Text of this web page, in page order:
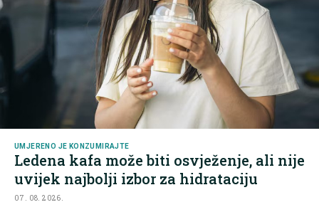
UMJERENO JE KONZUMIRAJTE
Ledena kafa može biti osvježenje, ali nije
uvijek najbolji izbor za hidrataciju
07. 08. 2026.